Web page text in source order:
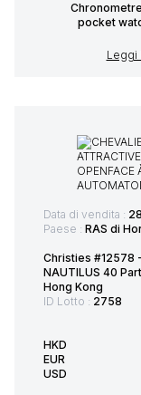
pocket
Leggi
Data di vendita :
Paese : RAS di
Christies #12578
NAUTILUS 40
Hong Kong
ID Lotto : 2758
HKD
EUR
USD